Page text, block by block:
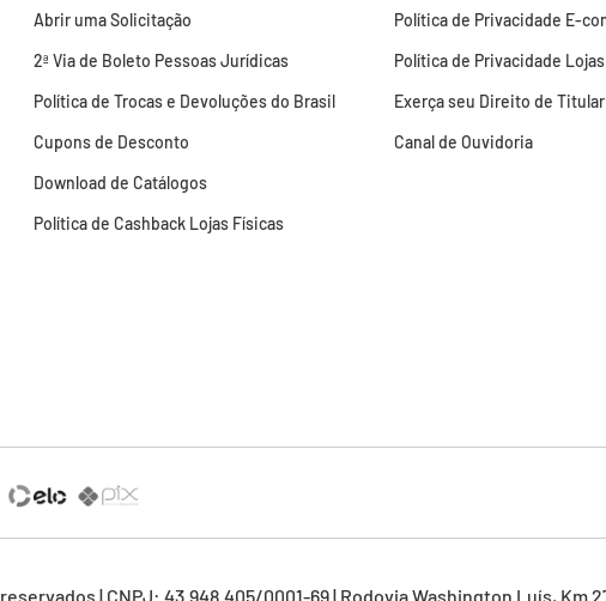
Abrir uma Solicitação
2ª Via de Boleto Pessoas Jurídicas
Política de Trocas e Devoluções do Brasil
Cupons de Desconto
Download de Catálogos
Política de Cashback Lojas Físicas
Política de Privacidade E-
Política de Privacidade
Exerça seu Direito de Titular
Canal de Ouvidoria
| CNPJ: 43.948.405/0001-69 | Rodovia Washington Luís, Km